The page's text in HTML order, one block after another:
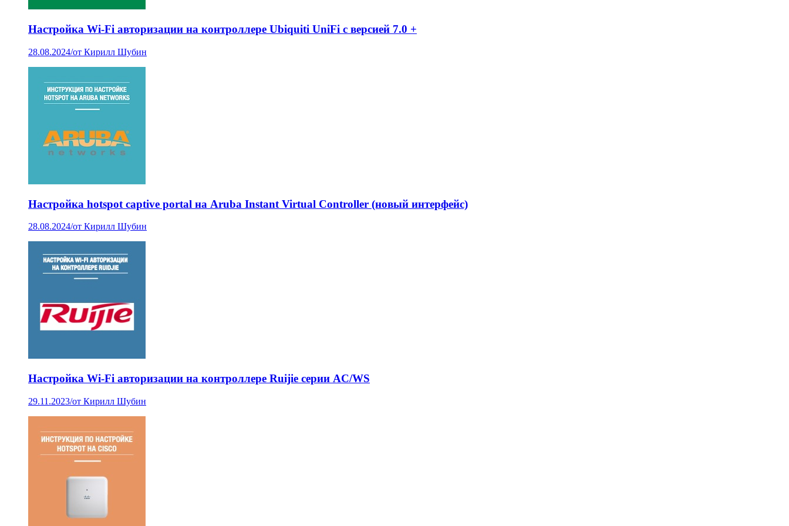
Настройка Wi-Fi авторизации на контроллере Ubiquiti UniFi с версией 7.0 +
28.08.2024/от Кирилл Шубин
Настройка hotspot captive portal на Aruba Instant Virtual Controller (новый интерфейс)
28.08.2024/от Кирилл Шубин
Настройка Wi-Fi авторизации на контроллере Ruijie серии AC/WS
29.11.2023/от Кирилл Шубин